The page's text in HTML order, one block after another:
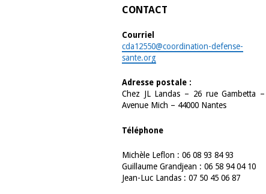
CONTACT
Courriel
cda12550@coordination-defense-
sante.org
Adresse postale :
Chez JL Landas – 26 rue Gambetta –
Avenue Mich – 44000 Nantes
Téléphone
Michèle Leflon : 06 08 93 84 93
Guillaume Grandjean : 06 58 94 04 10
Jean-Luc Landas : 07 50 45 06 87